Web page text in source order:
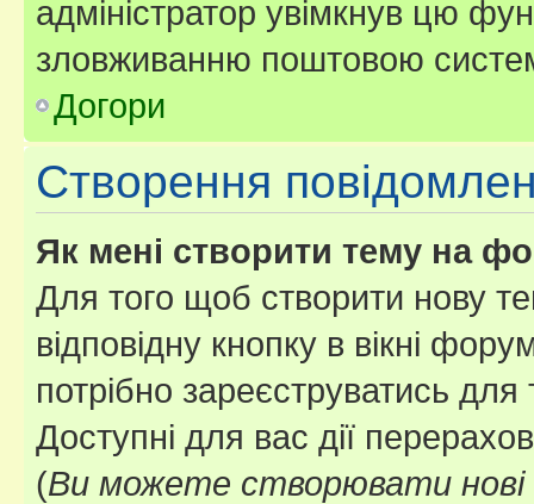
адміністратор увімкнув цю
зловживанню поштовою
Догори
Створення
Як мені створити тему на
Для того щоб створити нову
відповідну кнопку в вікні
потрібно зареєструватись
Доступні для вас дії
(Ви можете створювати